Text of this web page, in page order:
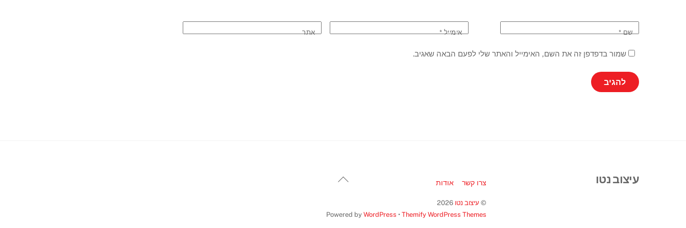
שם* אימייל* אתר
שמור בדפדפן זה את השם, האימייל והאתר שלי לפעם הבאה שאגיב.
Back
עיצוב נטו צרו קשר אודות
© עיצוב נטו 2026
Powered by WordPress • Themify WordPress Themes